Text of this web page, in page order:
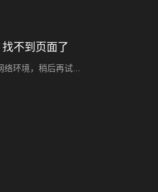
不到页面了
络环境，稍后再试...